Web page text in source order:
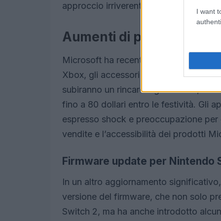
I want
approccio irriverente e diretto.
Aumenti di prezzo per le
Microsoft ha recentemente
Xbox, gli accessori e i giochi. A
subiranno un rincaro significativo, e i
fino a 80 dollari entro le festività. Gli
espresso shock e preoccupazione
vendite e l’accessibilità dei prodotti
Firmware update per Nintendo
In un altro aggiornamento
versione del firmware, che non solo
Switch 2, ma ha anche introdotto